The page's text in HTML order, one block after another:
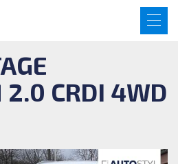
2.0 CRDI 4WD